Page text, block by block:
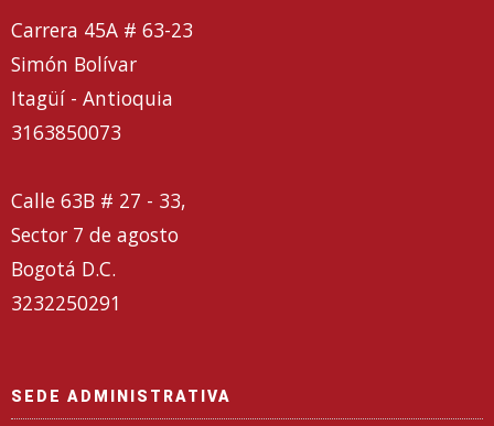
Carrera 45A # 63-23
Simón Bolívar
Itagüí - Antioquia
3163850073
Calle 63B # 27 - 33,
Sector 7 de agosto
Bogotá D.C.
3232250291
SEDE ADMINISTRATIVA